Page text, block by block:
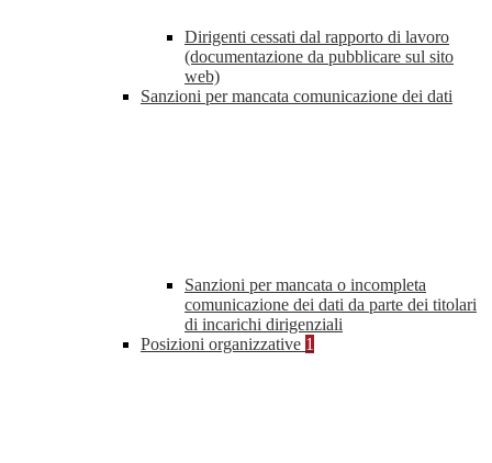
Dirigenti cessati dal rapporto di lavoro
(documentazione da pubblicare sul sito
web)
Sanzioni per mancata comunicazione dei dati
Sanzioni per mancata o incompleta
comunicazione dei dati da parte dei titolari
di incarichi dirigenziali
Posizioni organizzative 1